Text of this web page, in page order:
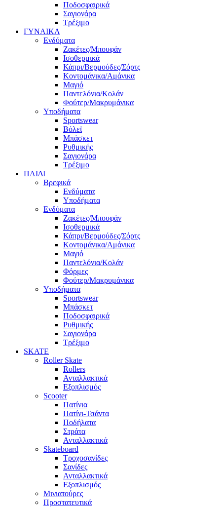
Ποδοσφαιρικά
Σαγιονάρα
Τρέξιμο
ΓΥΝΑΙΚΑ
Ενδύματα
Ζακέτες/Μπουφάν
Ισοθερμικά
Κάπρι/Βερμούδες/Σόρτς
Κοντομάνικα/Αμάνικα
Μαγιό
Παντελόνια/Κολάν
Φούτερ/Μακρυμάνικα
Υποδήματα
Sportswear
Βόλεϊ
Μπάσκετ
Ρυθμικής
Σαγιονάρα
Τρέξιμο
ΠΑΙΔΙ
Βρεφικά
Ενδύματα
Υποδήματα
Ενδύματα
Ζακέτες/Μπουφάν
Ισοθερμικά
Κάπρι/Βερμούδες/Σόρτς
Κοντομάνικα/Αμάνικα
Μαγιό
Παντελόνια/Κολάν
Φόρμες
Φούτερ/Μακρυμάνικα
Υποδήματα
Sportswear
Μπάσκετ
Ποδοσφαιρικά
Ρυθμικής
Σαγιονάρα
Τρέξιμο
SKATE
Roller Skate
Rollers
Ανταλλακτικά
Εξοπλισμός
Scooter
Πατίνια
Πατίνι-Τσάντα
Ποδήλατα
Στράτα
Ανταλλακτικά
Skateboard
Τροχοσανίδες
Σανίδες
Ανταλλακτικά
Εξοπλισμός
Μινιατούρες
Προστατευτικά